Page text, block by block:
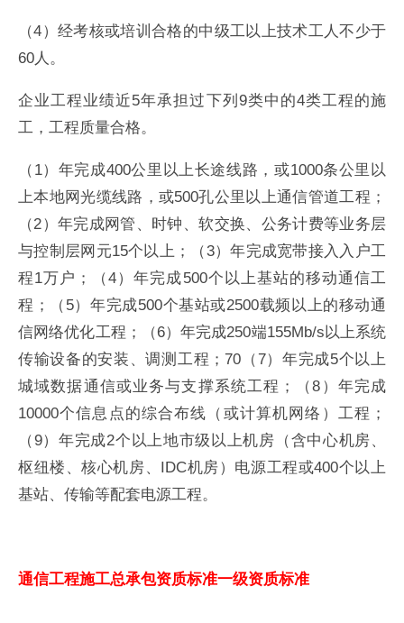
（4）经考核或培训合格的中级工以上技术工人不少于
60人。
企业工程业绩近5年承担过下列9类中的4类工程的施
工，工程质量合格。
（1）年完成400公里以上长途线路，或1000条公里以
上本地网光缆线路，或500孔公里以上通信管道工程；
（2）年完成网管、时钟、软交换、公务计费等业务层
与控制层网元15个以上；（3）年完成宽带接入入户工
程1万户；（4）年完成500个以上基站的移动通信工
程；（5）年完成500个基站或2500载频以上的移动通
信网络优化工程；（6）年完成250端155Mb/s以上系统
传输设备的安装、调测工程；70 （7）年完成5个以上
城域数据通信或业务与支撑系统工程；（8）年完成
10000个信息点的综合布线（或计算机网络）工程；
（9）年完成2个以上地市级以上机房（含中心机房、
枢纽楼、核心机房、IDC机房）电源工程或400个以上
基站、传输等配套电源工程。
通信工程施工总承包资质标准一级资质标准